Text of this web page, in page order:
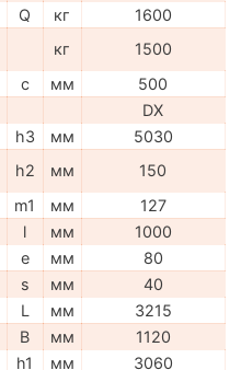
Q кг
1600
кг
1500
c мм
500
DX
h3 мм
5030
h2 мм
150
m1 мм
127
l мм
1000
e мм
80
s мм
40
L мм
3215
B мм
1120
h1 мм
3060